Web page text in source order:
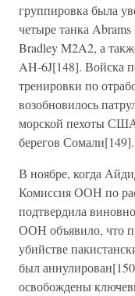
группировка была
четыре танка
Bradley M2A2, а
AH-6J[148]. Войска
тренировки по
возобновилось
морской пехоты США
берегов Сомали[149].
В ноябре, когда
Комиссия ООН по
подтвердила
ООН объявило, что
убийстве
был
освобождены